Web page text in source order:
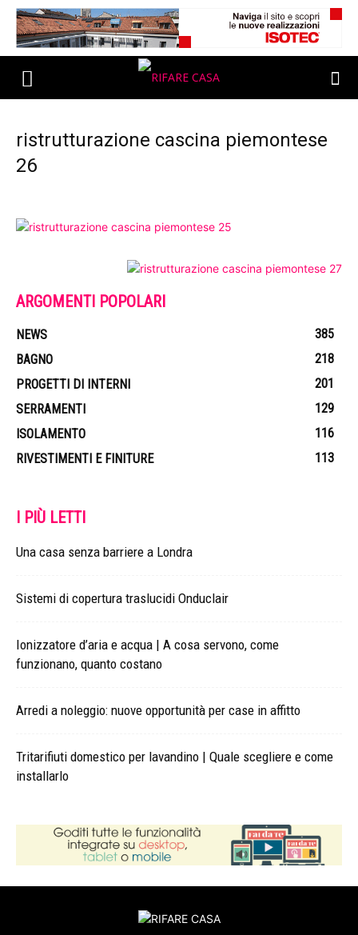
ristrutturazione cascina piemontese
26
ARGOMENTI POPOLARI
NEWS
385
BAGNO
218
PROGETTI DI INTERNI
201
SERRAMENTI
129
ISOLAMENTO
116
RIVESTIMENTI E FINITURE
113
I PIÙ LETTI
Una casa senza barriere a Londra
Sistemi di copertura traslucidi Onduclair
Ionizzatore d’aria e acqua | A cosa servono, come
funzionano, quanto costano
Arredi a noleggio: nuove opportunità per case in affitto
Tritarifiuti domestico per lavandino | Quale scegliere e come
installarlo